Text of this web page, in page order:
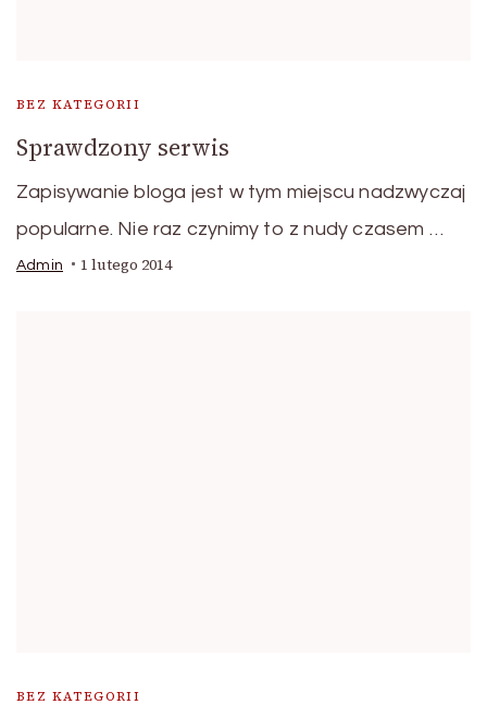
BEZ KATEGORII
Sprawdzony serwis
Zapisywanie bloga jest w tym miejscu nadzwyczaj
popularne. Nie raz czynimy to z nudy czasem …
Admin 1 lutego 2014
BEZ KATEGORII